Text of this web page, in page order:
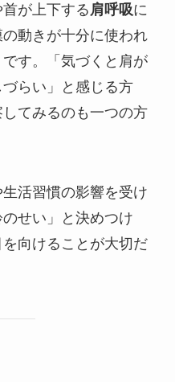
が上下する 肩呼吸に
動きが十分に使われ
す。「気づくと肩が
らい」と感じる方
てみるのも一つの方
活習慣の影響を受け
せい」と決めつけ
向けることが大切だ